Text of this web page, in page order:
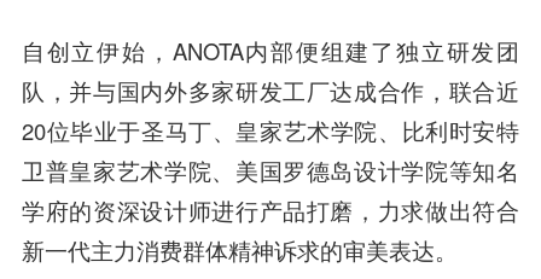
自创立伊始，ANOTA内部便组建了独立研发团
队，并与国内外多家研发工厂达成合作，联合近
20位毕业于圣马丁、皇家艺术学院、比利时安特
卫普皇家艺术学院、美国罗德岛设计学院等知名
学府的资深设计师进行产品打磨，力求做出符合
新一代主力消费群体精神诉求的审美表达。